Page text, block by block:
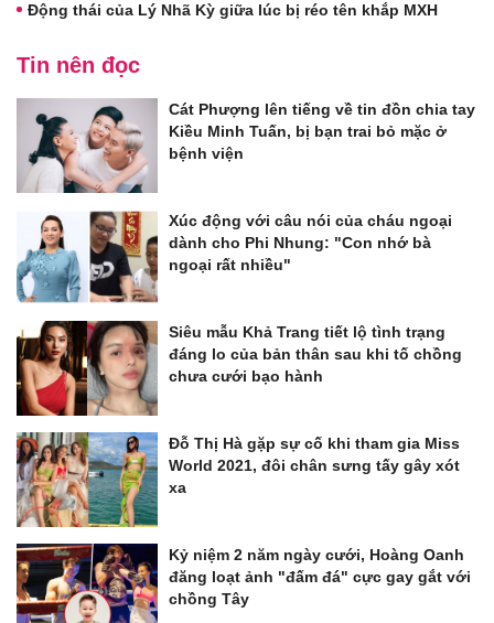
Động thái của Lý Nhã Kỳ giữa lúc bị réo tên khắp MXH
Tin nên đọc
Cát Phượng lên tiếng về tin đồn chia tay
Kiều Minh Tuấn, bị bạn trai bỏ mặc ở
bệnh viện
Xúc động với câu nói của cháu ngoại
dành cho Phi Nhung: "Con nhớ bà
ngoại rất nhiều"
Siêu mẫu Khả Trang tiết lộ tình trạng
đáng lo của bản thân sau khi tố chồng
chưa cưới bạo hành
Đỗ Thị Hà gặp sự cố khi tham gia Miss
World 2021, đôi chân sưng tấy gây xót
xa
Kỷ niệm 2 năm ngày cưới, Hoàng Oanh
đăng loạt ảnh "đấm đá" cực gay gắt với
chồng Tây